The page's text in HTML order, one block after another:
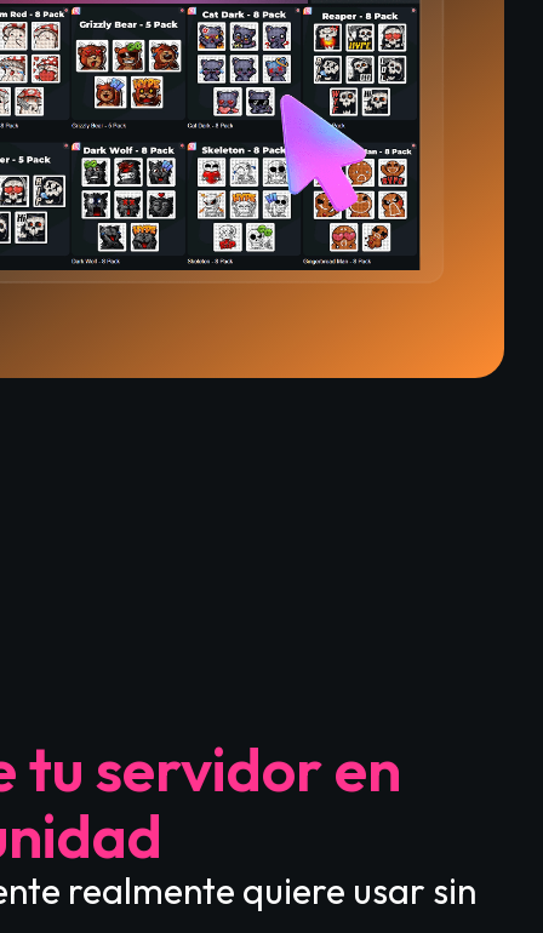
- 8 Pack
tu servidor en
realmente quiere usar sin